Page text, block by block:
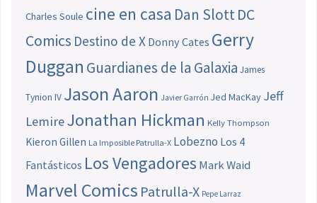
Charles Soule cine en casa Dan SlottDC
Comics Destino de X Donny Cates Gerry
Duggan Guardianes de la Galaxia James
Tynion IV Jason Aaron Javier Garrón Jed MacKay Jeff
LemireJonathan Hickman Kelly Thompson
Kieron Gillen La Imposible Patrulla-X Lobezno Los 4
Fantásticos Los Vengadores Mark Waid
Marvel Comics Patrulla-X Pepe Larraz